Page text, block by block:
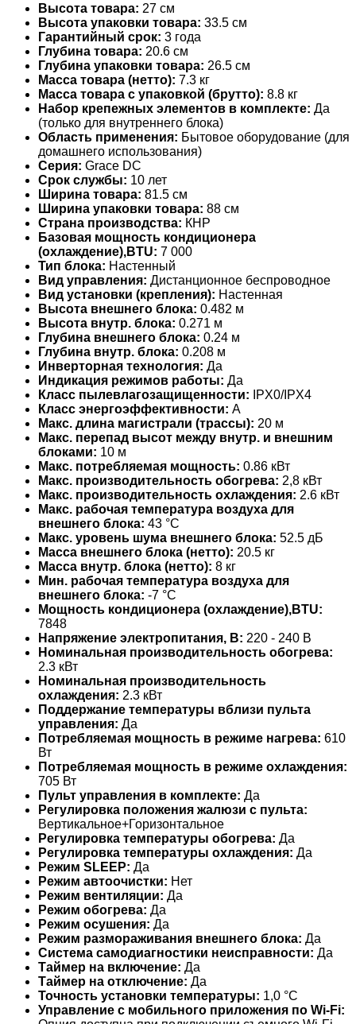
Высота товара: 27 см
Высота упаковки товара: 33.5 см
Гарантийный срок: 3 года
Глубина товара: 20.6 см
Глубина упаковки товара: 26.5 см
Масса товара (нетто): 7.3 кг
Масса товара с упаковкой (брутто): 8.8 кг
Набор крепежных элементов в комплекте: Да
(только для внутреннего блока)
Область применения: Бытовое оборудование (для
домашнего использования)
Серия: Grace DC
Срок службы: 10 лет
Ширина товара: 81.5 см
Ширина упаковки товара: 88 см
Страна производства: КНР
Базовая мощность кондиционера
(охлаждение),BTU: 7 000
Тип блока: Настенный
Вид управления: Дистанционное беспроводное
Вид установки (крепления): Настенная
Высота внешнего блока: 0.482 м
Высота внутр. блока: 0.271 м
Глубина внешнего блока: 0.24 м
Глубина внутр. блока: 0.208 м
Инверторная технология: Да
Индикация режимов работы: Да
Класс пылевлагозащищенности: IPX0/IPX4
Класс энергоэффективности: A
Макс. длина магистрали (трассы): 20 м
Макс. перепад высот между внутр. и внешним
блоками: 10 м
Макс. потребляемая мощность: 0.86 кВт
Макс. производительность обогрева: 2,8 кВт
Макс. производительность охлаждения: 2.6 кВт
Макс. рабочая температура воздуха для
внешнего блока: 43 °С
Макс. уровень шума внешнего блока: 52.5 дБ
Масса внешнего блока (нетто): 20.5 кг
Масса внутр. блока (нетто): 8 кг
Мин. рабочая температура воздуха для
внешнего блока: -7 °С
Мощность кондиционера (охлаждение),BTU:
7848
Напряжение электропитания, В: 220 - 240 В
Номинальная производительность обогрева:
2.3 кВт
Номинальная производительность
охлаждения: 2.3 кВт
Поддержание температуры вблизи пульта
управления: Да
Потребляемая мощность в режиме нагрева: 610
Вт
Потребляемая мощность в режиме охлаждения:
705 Вт
Пульт управления в комплекте: Да
Регулировка положения жалюзи с пульта:
Вертикальное+Горизонтальное
Регулировка температуры обогрева: Да
Регулировка температуры охлаждения: Да
Режим SLEEP: Да
Режим автоочистки: Нет
Режим вентиляции: Да
Режим обогрева: Да
Режим осушения: Да
Режим размораживания внешнего блока: Да
Система самодиагностики неисправности: Да
Таймер на включение: Да
Таймер на отключение: Да
Точность установки температуры: 1,0 °С
Управление c мобильного приложения по Wi-Fi: